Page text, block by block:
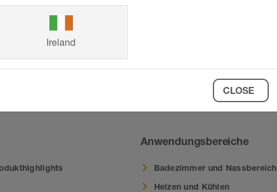
Standards“
Anwendungsbereiche
Badezimmer und Nassbereich
Heizen und Kühlen
Ireland
CLOSE